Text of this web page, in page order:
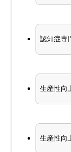
認知症専
生産性向
生産性向